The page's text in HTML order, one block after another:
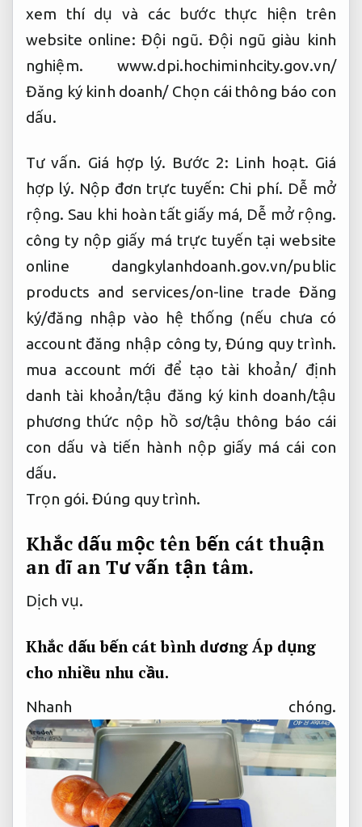
xem thí dụ và các bước thực hiện trên
website online: Đội ngũ. Đội ngũ giàu kinh
nghiệm. www.dpi.hochiminhcity.gov.vn/
Đăng ký kinh doanh/ Chọn cái thông báo con
dấu.
Tư vấn. Giá hợp lý. Bước 2: Linh hoạt. Giá
hợp lý. Nộp đơn trực tuyến: Chi phí. Dễ mở
rộng. Sau khi hoàn tất giấy má, Dễ mở rộng.
công ty nộp giấy má trực tuyến tại website
online dangkylanhdoanh.gov.vn/public
products and services/on-line trade Đăng
ký/đăng nhập vào hệ thống (nếu chưa có
account đăng nhập công ty, Đúng quy trình.
mua account mới để tạo tài khoản/ định
danh tài khoản/tậu đăng ký kinh doanh/tậu
phương thức nộp hồ sơ/tậu thông báo cái
con dấu và tiến hành nộp giấy má cái con
dấu.
Trọn gói. Đúng quy trình.
Khắc dấu mộc tên bến cát thuận
an dĩ an Tư vấn tận tâm.
Dịch vụ.
Khắc dấu bến cát bình dương Áp dụng
cho nhiều nhu cầu.
Nhanh chóng.